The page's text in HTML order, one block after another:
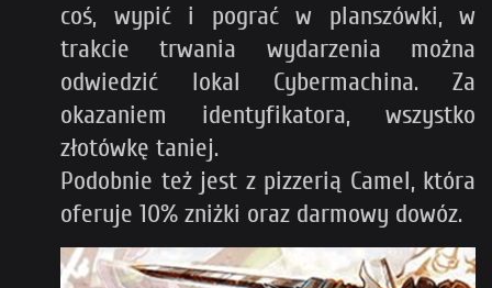
coś, wypić i pograć w planszówki, w
trakcie trwania wydarzenia można
odwiedzić lokal Cybermachina. Za
okazaniem identyfikatora, wszystko
złotówkę taniej.
Podobnie też jest z pizzerią Camel, która
oferuje 10% zniżki oraz darmowy dowóz.